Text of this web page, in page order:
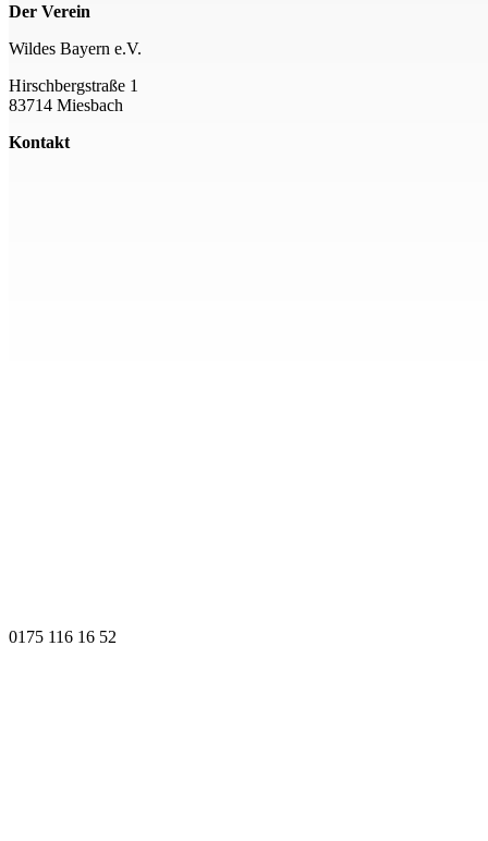
Der Verein
Wildes Bayern e.V.
Hirschbergstraße 1
83714 Miesbach
Kontakt
0175 116 16 52